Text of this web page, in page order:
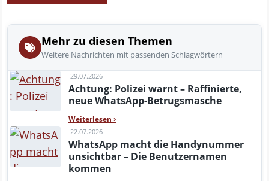
Mehr zu diesen Themen
Weitere Nachrichten mit passenden Schlagwörtern
29.07.2026
Achtung: Polizei warnt – Raffinierte,
neue WhatsApp-Betrugsmasche
Weiterlesen ›
22.07.2026
WhatsApp macht die Handynummer
unsichtbar – Die Benutzernamen
kommen